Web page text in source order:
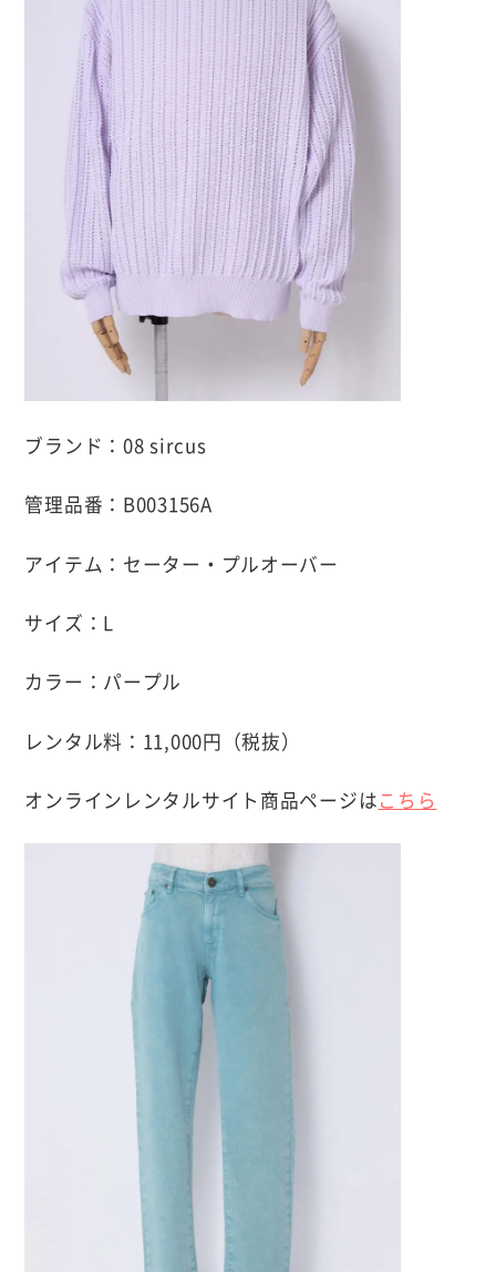
ブランド：08 sircus
管理品番：B003156A
アイテム：セーター・プルオーバー
サイズ：L
カラー：パープル
レンタル料：11,000円（税抜）
オンラインレンタルサイト商品ページは こちら